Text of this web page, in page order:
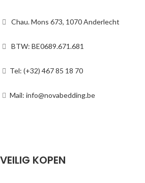
Chau. Mons 673, 1070 Anderlecht
BTW: BE0689.671.681
Tel: (+32) 467 85 18 70
Mail: info@novabedding.be
VEILIG KOPEN